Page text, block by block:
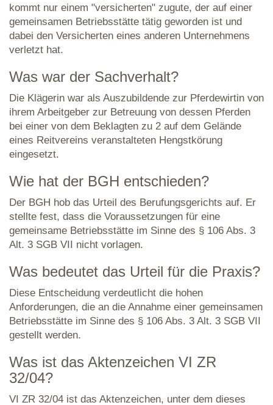
kommt nur einem "versicherten" zugute, der auf einer
gemeinsamen Betriebsstätte tätig geworden ist und
dabei den Versicherten eines anderen Unternehmens
verletzt hat.
Was war der Sachverhalt?
Die Klägerin war als Auszubildende zur Pferdewirtin von
ihrem Arbeitgeber zur Betreuung von dessen Pferden
bei einer von dem Beklagten zu 2 auf dem Gelände
eines Reitvereins veranstalteten Hengstkörung
eingesetzt.
Wie hat der BGH entschieden?
Der BGH hob das Urteil des Berufungsgerichts auf. Er
stellte fest, dass die Voraussetzungen für eine
gemeinsame Betriebsstätte im Sinne des § 106 Abs. 3
Alt. 3 SGB VII nicht vorlagen.
Was bedeutet das Urteil für die Praxis?
Diese Entscheidung verdeutlicht die hohen
Anforderungen, die an die Annahme einer gemeinsamen
Betriebsstätte im Sinne des § 106 Abs. 3 Alt. 3 SGB VII
gestellt werden.
Was ist das Aktenzeichen VI ZR
32/04?
VI ZR 32/04 ist das Aktenzeichen, unter dem dieses